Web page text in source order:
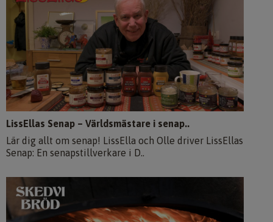
LissEllas Senap – Världsmästare i senap..
Lär dig allt om senap! LissElla och Olle driver LissEllas
Senap: En senapstillverkare i D..